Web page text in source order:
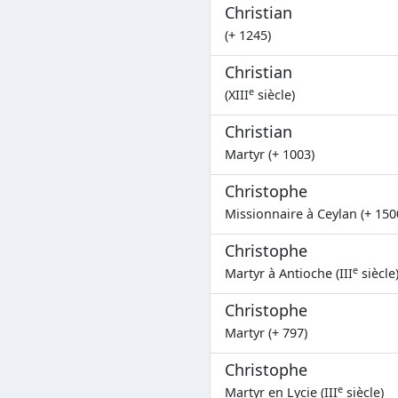
Christian
(+ 1245)
Christian
(XIIIe siècle)
Christian
Martyr (+ 1003)
Christophe
Missionnaire à Ceylan (+
Christophe
Martyr à Antioche (IIIe siècle)
Christophe
Martyr (+ 797)
Christophe
Martyr en Lycie (IIIe siècle)